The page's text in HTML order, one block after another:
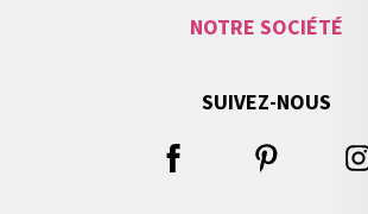
NOTRE SOCIÉTÉ
SUIVEZ-NOUS